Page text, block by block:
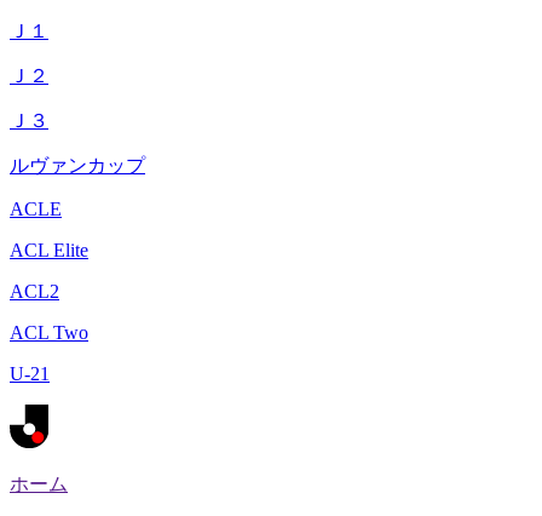
Ｊ１
Ｊ２
Ｊ３
ルヴァンカップ
ACLE
ACL Elite
ACL2
ACL Two
U-21
ホーム